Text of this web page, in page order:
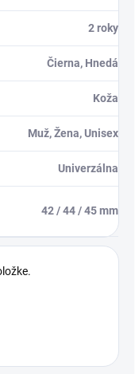
2 roky
Čierna, Hnedá
Koža
Muž, Žena, Unisex
Univerzálna
42 / 44 / 45 mm